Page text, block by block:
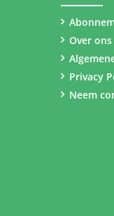
Over ons
Privacy
Neem